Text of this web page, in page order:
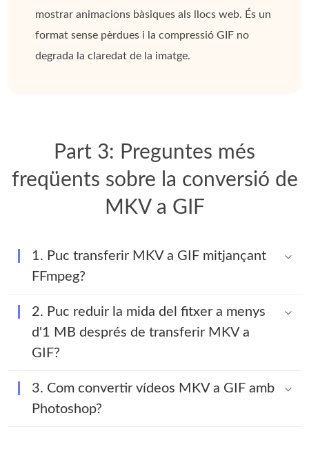
mostrar animacions bàsiques als llocs web. És un
format sense pèrdues i la compressió GIF no
degrada la claredat de la imatge.
Part 3: Preguntes més
freqüents sobre la conversió de
MKV a GIF
1. Puc transferir MKV a GIF mitjançant
FFmpeg?
2. Puc reduir la mida del fitxer a menys
d'1 MB després de transferir MKV a
GIF?
3. Com convertir vídeos MKV a GIF amb
Photoshop?